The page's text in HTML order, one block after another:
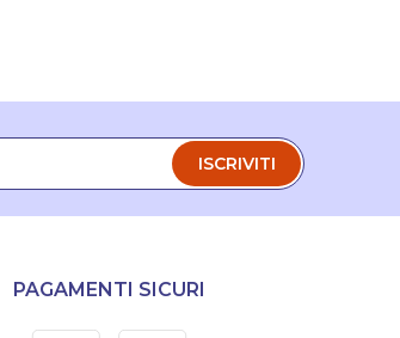
ISCRIVITI
PAGAMENTI SICURI